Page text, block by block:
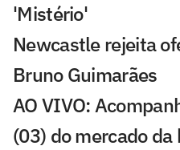
'Mistério'
Newcastle rejeita
Bruno Guimarães
AO VIVO:
(03) do mercado